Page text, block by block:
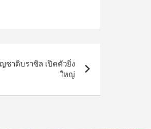
ญชาติบราซิล เปิดตัวยิ่ง
ใหญ่